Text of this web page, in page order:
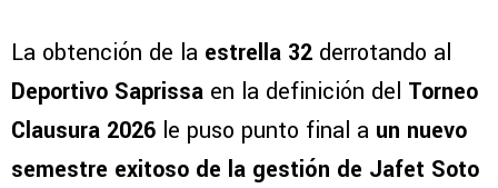
La obtención de la estrella 32 derrotando al
Deportivo Saprissa en la definición del Torneo
Clausura 2026 le puso punto final a un nuevo
semestre exitoso de la gestión de Jafet Soto